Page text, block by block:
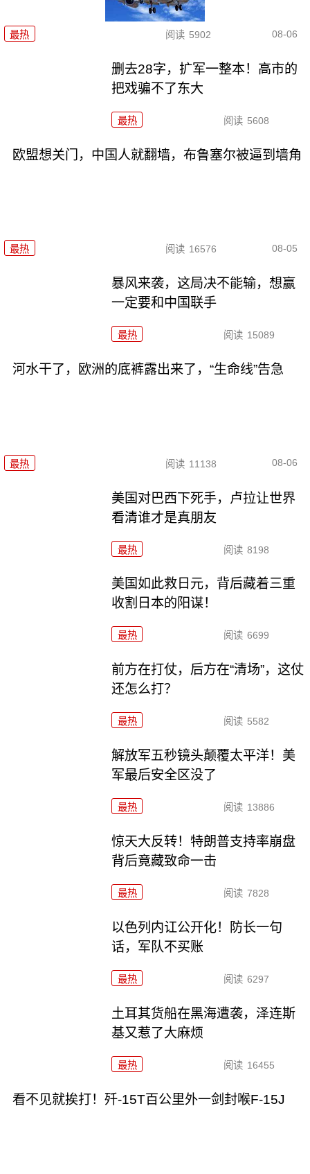
最热 阅读 5902 08-06
删去28字，扩军一整本！高市的
把戏骗不了东大
最热 阅读 5608
欧盟想关门，中国人就翻墙，布鲁塞尔被逼到墙角
最热 阅读 16576 08-05
暴风来袭，这局决不能输，想赢
一定要和中国联手
最热 阅读 15089
河水干了，欧洲的底裤露出来了，“生命线”告急
最热 阅读 11138 08-06
美国对巴西下死手，卢拉让世界
看清谁才是真朋友
最热 阅读 8198
美国如此救日元，背后藏着三重
收割日本的阳谋！
最热 阅读 6699
前方在打仗，后方在“清场”，这仗
还怎么打？
最热 阅读 5582
解放军五秒镜头颠覆太平洋！美
军最后安全区没了
最热 阅读 13886
惊天大反转！特朗普支持率崩盘
背后竟藏致命一击
最热 阅读 7828
以色列内讧公开化！防长一句
话，军队不买账
最热 阅读 6297
土耳其货船在黑海遭袭，泽连斯
基又惹了大麻烦
最热 阅读 16455
看不见就挨打！歼-15T百公里外一剑封喉F-15J